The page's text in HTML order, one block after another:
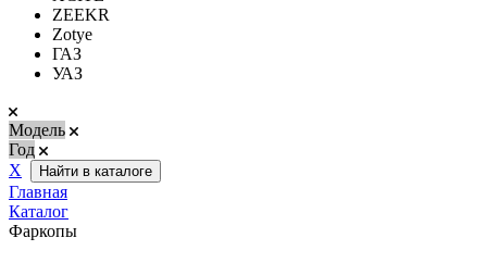
ZEEKR
Zotye
ГАЗ
УАЗ
Модель
Год
Х
Найти в каталоге
Главная
Каталог
Фаркопы